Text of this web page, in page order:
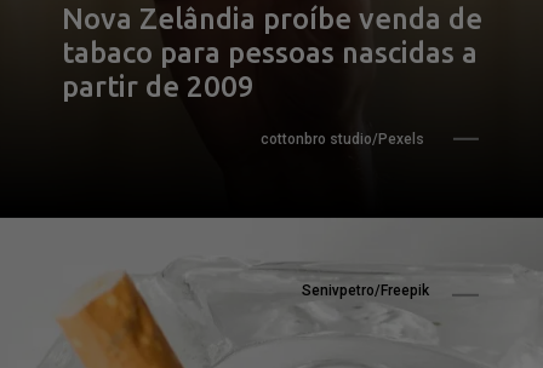
Nova Zelândia proíbe venda de
tabaco para pessoas nascidas a
partir de 2009
cottonbro studio/Pexels
Senivpetro/Freepik